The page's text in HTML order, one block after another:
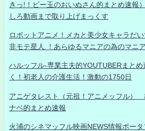
きっ!！ビー玉のおいぬさん的まとめ速報
しろ動画まで取り上げまっくす
ロボットアニメ！メカと美少女キャラだ
非モテ星人 ！あらゆるマニアの為のマニ
ハルッフル-専業主夫的YOUTUBERまとめ
く！初老人の介護生活！激動の1750日
アニゲタレスト（元祖！アニメッフル）
ナベ的まとめ速報
火浦のシネマッフル映画NEWS情報ポー